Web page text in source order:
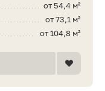
от 54,4 м²
от 73,1 м²
от 104,8 м²